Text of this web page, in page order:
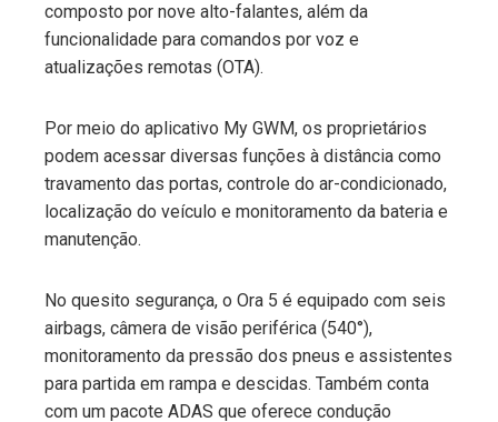
composto por nove alto-falantes, além da
funcionalidade para comandos por voz e
atualizações remotas (OTA).
Por meio do aplicativo My GWM, os proprietários
podem acessar diversas funções à distância como
travamento das portas, controle do ar-condicionado,
localização do veículo e monitoramento da bateria e
manutenção.
No quesito segurança, o Ora 5 é equipado com seis
airbags, câmera de visão periférica (540°),
monitoramento da pressão dos pneus e assistentes
para partida em rampa e descidas. Também conta
com um pacote ADAS que oferece condução